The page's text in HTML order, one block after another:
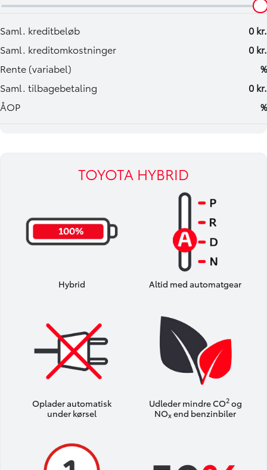
✅ Toyota Billån – Mere end bare et billån & kåret som
https://www.bilogco.dk/billaan-leasing/finansiering
✅ Toyota Forsikring med en lang række fordele: Ansvar og
kaskodækning, Gratis lånebil i forbindelse med
skadereparation, Gratis reparation af stenslag på bilens
forrude, Reparation på autoriseret Toyota-værksted, Nye
https://www.bilogco.dk/forsikring/
Åbningstider: Alle hverdage kl. 09.00 – 17.30 & søndag kl.
12.00-16.00
TOYOTA HYBRID
Hybrid Altid med automatgear
Oplader automatisk
under kørsel
Udleder mindre CO2og
NOxend benzinbiler